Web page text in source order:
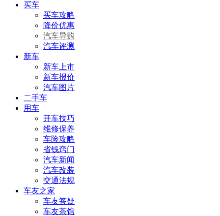
买车
买车攻略
降价优惠
汽车导购
汽车评测
新车
新车上市
新车报价
汽车图片
二手车
用车
开车技巧
维修保养
车险攻略
省钱窍门
汽车新闻
汽车改装
交通法规
车友之家
车友答疑
车友茶馆